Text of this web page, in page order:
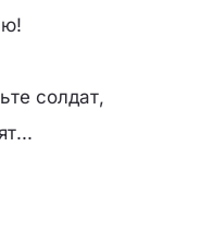
солдат,